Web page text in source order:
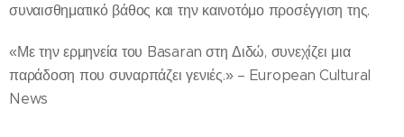
συναισθηματικό βάθος και την καινοτόμο προσέγγιση της.
«Με την ερμηνεία του Basaran στη Διδώ, συνεχίζει μια
παράδοση που συναρπάζει γενιές.» – European Cultural
News